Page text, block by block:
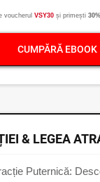
voucherul VSY30 și primești 30%
CUMPĂRĂ EBOOK
& LEGEA
Puternică: